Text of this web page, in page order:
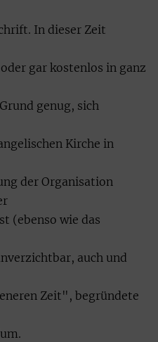
In dieser Zeit
gar kostenlos in ganz
genug, sich
Kirche in
der Organisation
(ebenso wie das
auch und
Zeit", begründete